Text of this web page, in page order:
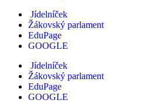
Jídelníček
Žákovský parlament
EduPage
GOOGLE
Jídelníček
Žákovský parlament
EduPage
GOOGLE